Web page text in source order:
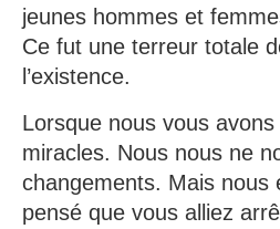
jeunes hommes et
Ce fut une terreur totale
l’existence.
Lorsque nous vous
miracles. Nous nous ne
changements. Mais nous
pensé que vous alliez